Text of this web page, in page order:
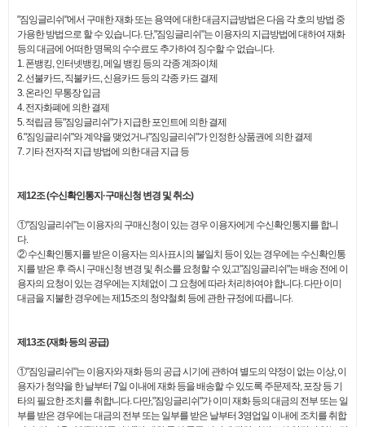
"짐잉글리쉬"에서 구매한 재화 또는 용역에 대한 대금지급방법은 다음 각 호의 방법 중
가용한 방법으로 할 수 있습니다. 단,"짐잉글리쉬"는 이용자의 지급방법에 대하여 재화
등의 대금에 어떠한 명목의 수수료도 추가하여 징수할 수 없습니다.
1. 폰뱅킹, 인터넷뱅킹, 메일 뱅킹 등의 각종 계좌이체
2. 선불카드, 직불카드, 신용카드 등의 각종 카드 결제
3. 온라인 무통장 입금
4. 전자화폐에 의한 결제
5. 적립금 등"짐잉글리쉬"가 지급한 포인트에 의한 결제
6."짐잉글리쉬"와 계약을 맺었거나"짐잉글리쉬"가 인정한 상품권에 의한 결제
7. 기타 전자적 지급 방법에 의한 대금 지급 등
제12조 (수신확인통지·구매신청 변경 및 취소)
①"짐잉글리쉬"는 이용자의 구매신청이 있는 경우 이용자에게 수신확인통지를 합니
다.
② 수신확인통지를 받은 이용자는 의사표시의 불일치 등이 있는 경우에는 수신확인통
지를 받은 후 즉시 구매신청 변경 및 취소를 요청할 수 있고"짐잉글리쉬"는 배송 전에 이
용자의 요청이 있는 경우에는 지체없이 그 요청에 따라 처리하여야 합니다. 다만 이미
대금을 지불한 경우에는 제15조의 청약철회 등에 관한 규정에 따릅니다.
제13조 (재화 등의 공급)
①"짐잉글리쉬"는 이용자와 재화 등의 공급 시기에 관하여 별도의 약정이 없는 이상, 이
용자가 청약을 한 날부터 7일 이내에 재화 등을 배송할 수 있도록 주문제작, 포장 등 기
타의 필요한 조치를 취합니다. 다만,"짐잉글리쉬"가 이미 재화 등의 대금의 전부 또는 일
부를 받은 경우에는 대금의 전부 또는 일부를 받은 날부터 3영업일 이내에 조치를 취합